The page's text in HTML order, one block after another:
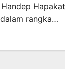
Hapakat
rangka…